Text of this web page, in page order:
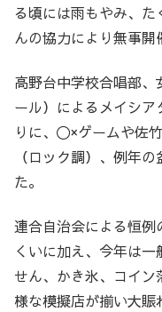
る頃には雨もやみ、
んの協力により無事開
高野台中学校合唱部、
ール）によるメイシ
りに、〇×ゲームや佐
（ロック調）、例年
た。
連合自治会による恒
くいに加え、今年は
せん、かき氷、コイ
様な模擬店が揃い大